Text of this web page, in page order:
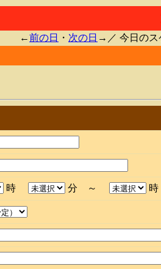
←前の日 ・ 次の日 →／ 今日のス
時 分 ～